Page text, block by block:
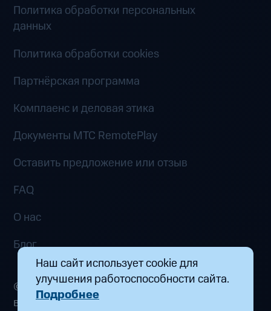
Наш сайт использует cookie для
улучшения работоспособности сайта.
Подробнее
Политика обработки персональных
данных
Политика обработки cookies
Партнёрская программа
Комплаенс и деловая этика
Документы MTC RemotePlay
Оставить предложение или отзыв
FAQ
О нас
Блог
© 2026 ООО «Маркетплейс распределенных
вычислений». Все права защищены